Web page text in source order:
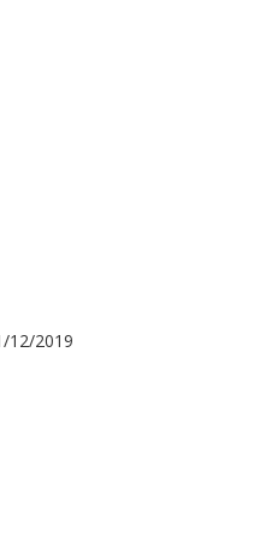
12/2019